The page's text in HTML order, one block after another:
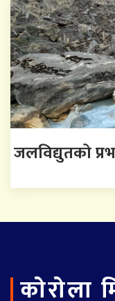
जलविद्युतको
काेराेला